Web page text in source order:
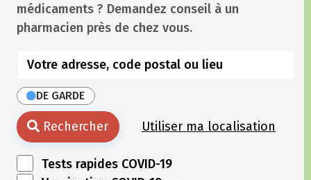
médicaments ? Demandez conseil à un
pharmacien près de chez vous.
DE GARDE
Rechercher Utiliser ma localisation
Tests rapides COVID-19